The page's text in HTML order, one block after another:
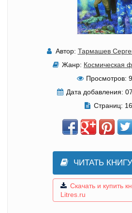
Автор: Тармашев
Жанр: Космическая
Просмотров:
Дата добавления:
Страниц: 16
ЧИТАТЬ КНИГУ
Скачать и купить
Litres.ru